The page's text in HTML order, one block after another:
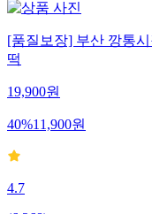
[품질보장] 부산 깡통
떡
19,900원
40%11,900원
4.7